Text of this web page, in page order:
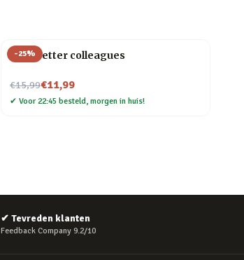
-25%
Mok Better colleagues
€15,99
Nu voor€11,99
✔ Voor 22:45 besteld, morgen in huis!
✔ Tevreden klanten
Feedback Company 9.2/10